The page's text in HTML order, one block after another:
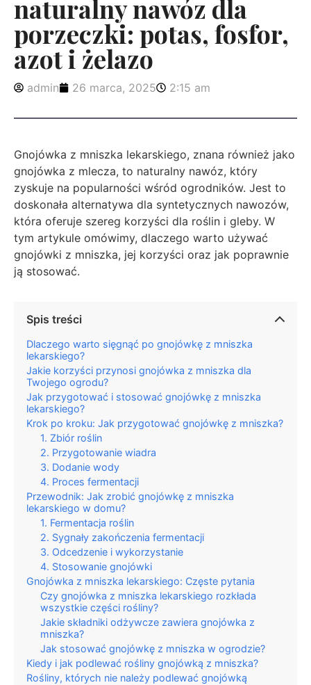
naturalny nawóz dla
porzeczki: potas, fosfor,
azot i żelazo
admin 26 marca, 2025 2:15 am
Gnojówka z mniszka lekarskiego, znana również jako
gnojówka z mlecza, to naturalny nawóz, który
zyskuje na popularności wśród ogrodników. Jest to
doskonała alternatywa dla syntetycznych nawozów,
która oferuje szereg korzyści dla roślin i gleby. W
tym artykule omówimy, dlaczego warto używać
gnojówki z mniszka, jej korzyści oraz jak poprawnie
ją stosować.
Spis treści
Dlaczego warto sięgnąć po gnojówkę z mniszka
lekarskiego?
Jakie korzyści przynosi gnojówka z mniszka dla
Twojego ogrodu?
Jak przygotować i stosować gnojówkę z mniszka
lekarskiego?
Krok po kroku: Jak przygotować gnojówkę z mniszka?
1. Zbiór roślin
2. Przygotowanie wiadra
3. Dodanie wody
4. Proces fermentacji
Przewodnik: Jak zrobić gnojówkę z mniszka
lekarskiego w domu?
1. Fermentacja roślin
2. Sygnały zakończenia fermentacji
3. Odcedzenie i wykorzystanie
4. Stosowanie gnojówki
Gnojówka z mniszka lekarskiego: Częste pytania
Czy gnojówka z mniszka lekarskiego rozkłada
wszystkie części rośliny?
Jakie składniki odżywcze zawiera gnojówka z
mniszka?
Jak stosować gnojówkę z mniszka w ogrodzie?
Kiedy i jak podlewać rośliny gnojówką z mniszka?
Rośliny, których nie należy podlewać gnojówką